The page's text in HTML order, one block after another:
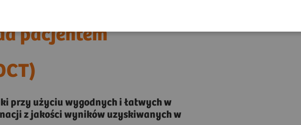
do wykonywania
pacjentem
przy użyciu wygodnych i łatwych w
z jakości wyników uzyskiwanych w